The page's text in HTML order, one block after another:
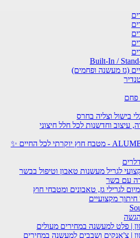
(גז מעשנה ופחמים)
פחם
בישול וצליה בחרס
עיצוב וחדשנות לכל חלל חיצוני
מטבחי חוץ ALUMEX - מטבח חוץ יוקרתי לכל החיים ✨
עם בשר
לגרילי גז, טאבונים ומטבחי חוץ
מקצועיים
| פלט למעשנה במחירים מעולים
| צ'אנקים ושבבים למעשנה במחירים